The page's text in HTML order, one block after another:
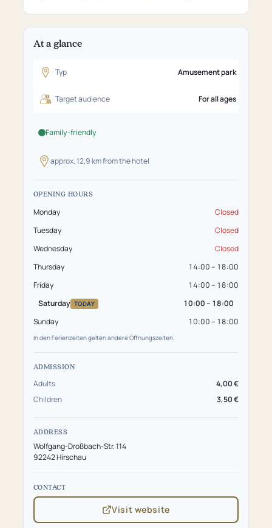
At a glance
Typ Amusement park
Target audience For all ages
Family-friendly
approx. 12,9 km from the hotel
OPENING HOURS
Monday
Closed
Tuesday
Closed
Wednesday
Closed
Thursday
14:00 – 18:00
Friday
14:00 – 18:00
Saturday TODAY
10:00 – 18:00
Sunday
10:00 – 18:00
In den Ferienzeiten gelten andere Öffnungszeiten.
ADMISSION
Adults
4,00 €
Children
3,50 €
ADDRESS
Wolfgang-Droßbach-Str. 114
92242 Hirschau
CONTACT
Visit website
(opens
in